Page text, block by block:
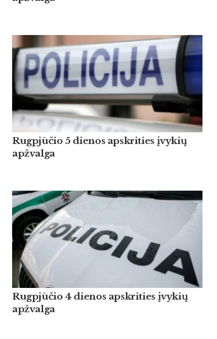
Rugpjūčio 5 dienos apskrities įvykių
apžvalga
Rugpjūčio 4 dienos apskrities įvykių
apžvalga